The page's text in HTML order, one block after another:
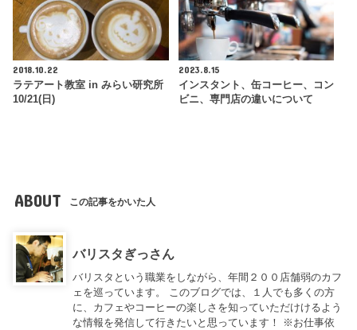
2018.10.22
ラテアート教室 in みらい研究所
10/21(日)
2023.8.15
インスタント、缶コーヒー、コン
ビニ、専門店の違いについて
ABOUT この記事をかいた人
バリスタぎっさん
バリスタという職業をしながら、年間２００店舗弱のカフ
ェを巡っています。 このブログでは、１人でも多くの方
に、カフェやコーヒーの楽しさを知っていただけけるよう
な情報を発信して行きたいと思っています！ ※お仕事依